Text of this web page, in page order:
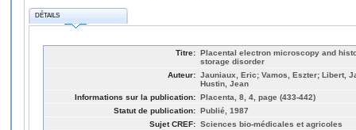
DÉTAILS
Titre: Placental electron microscopy and
storage disorder
Auteur: Jauniaux, Eric; Vamos, Eszter; Libert,
Hustin, Jean
Informations sur la publication: Placenta, 8, 4, page (433-442)
Statut de publication: Publié, 1987
Sujet CREF: Sciences bio-médicales et agricoles